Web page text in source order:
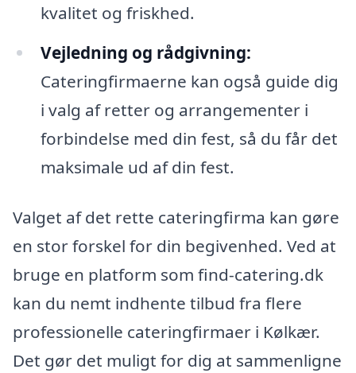
kvalitet og friskhed.
Vejledning og rådgivning:
Cateringfirmaerne kan også guide dig
i valg af retter og arrangementer i
forbindelse med din fest, så du får det
maksimale ud af din fest.
Valget af det rette cateringfirma kan gøre
en stor forskel for din begivenhed. Ved at
bruge en platform som find-catering.dk
kan du nemt indhente tilbud fra flere
professionelle cateringfirmaer i Kølkær.
Det gør det muligt for dig at sammenligne